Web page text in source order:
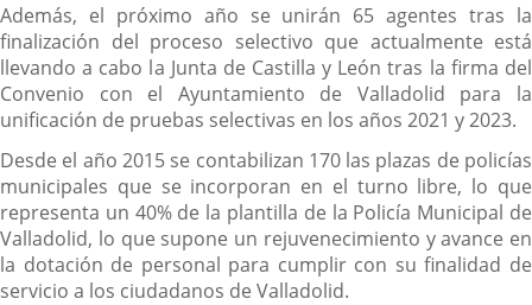
Además, el próximo año se unirán 65 agentes tras la
finalización del proceso selectivo que actualmente está
llevando a cabo la Junta de Castilla y León tras la firma del
Convenio con el Ayuntamiento de Valladolid para la
unificación de pruebas selectivas en los años 2021 y 2023.
Desde el año 2015 se contabilizan 170 las plazas de policías
municipales que se incorporan en el turno libre, lo que
representa un 40% de la plantilla de la Policía Municipal de
Valladolid, lo que supone un rejuvenecimiento y avance en
la dotación de personal para cumplir con su finalidad de
servicio a los ciudadanos de Valladolid.